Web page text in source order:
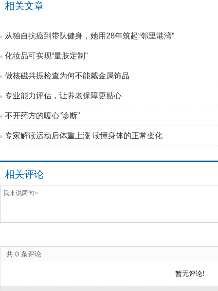
相关文章
从独自抗癌到带队健身，她用28年筑起“邻里港湾”
化妆品可实现“量肤定制”
做核磁共振检查为何不能戴金属饰品
专业能力评估，让养老保障更贴心
不开药方的暖心“诊断”
专家解读运动后体重上涨 读懂身体的正常变化
相关评论
共 0 条评论
暂无评论!